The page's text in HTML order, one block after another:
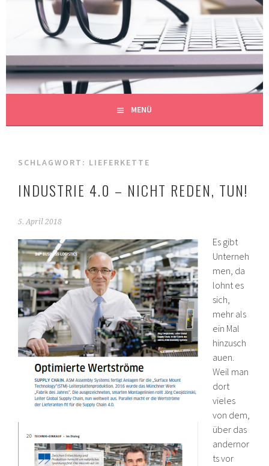
Springe
REDAKTIONSBÜRO
MÜHLBERGER
AUF DEN PUNKT GEBRACHT
MENÜ
SCHLAGWORT: LIEFERKETTE
INDUSTRIE 4.0 – NICHT REDEN, TUN!
5. April 2018
Es gibt
Unterneh
men, da
lohnt es
sich,
mehr als
ein Mal
hinzusch
auen.
Weil man
dort
vieles
von dem,
über das
andernor
ts vor